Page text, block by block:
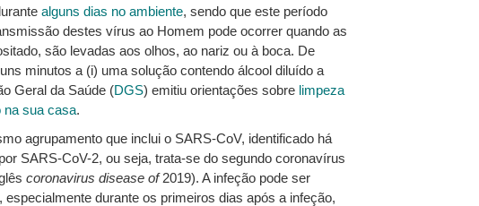
alguns dias no ambiente, sendo que este período
destes vírus ao Homem pode ocorrer quando as
são levadas aos olhos, ao nariz ou à boca. De
minutos a (i) uma solução contendo álcool diluído a
Geral da Saúde (DGS) emitiu orientações sobre limpeza
na sua casa.
agrupamento que inclui o SARS-CoV, identificado há
SARS-CoV-2, ou seja, trata-se do segundo coronavírus
coronavirus disease of2019). A infeção pode ser
durante os primeiros dias após a infeção,